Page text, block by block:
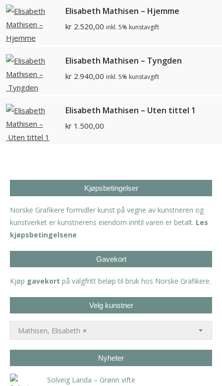
Elisabeth Mathisen – Hjemme
kr 2.520,00 inkl. 5% kunstavgift
Elisabeth Mathisen – Tyngden
kr 2.940,00 inkl. 5% kunstavgift
Elisabeth Mathisen – Uten tittel 1
kr 1.500,00
Kjøpsbetingelser
Norske Grafikere formidler kunst på vegne av kunstneren og
kunstverket er kunstnerens eiendom inntil varen er betalt. Les
kjøpsbetingelsene
Gavekort
Kjøp gavekort på valgfritt beløp til bruk hos Norske Grafikere.
Velg kunstner
×
Mathisen, Elisabeth
Nyheter
Solveig Landa – Grønn vifte